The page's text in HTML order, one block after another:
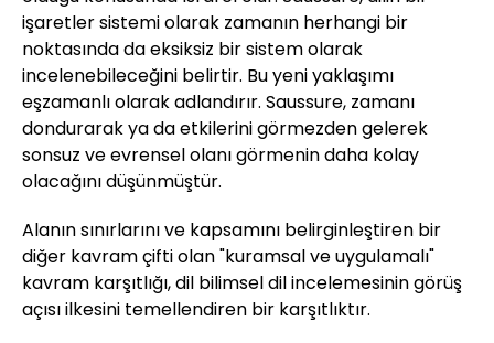
işaretler sistemi olarak zamanın herhangi bir
noktasında da eksiksiz bir sistem olarak
incelenebileceğini belirtir. Bu yeni yaklaşımı
eşzamanlı olarak adlandırır. Saussure, zamanı
dondurarak ya da etkilerini görmezden gelerek
sonsuz ve evrensel olanı görmenin daha kolay
olacağını düşünmüştür.
Alanın sınırlarını ve kapsamını belirginleştiren bir
diğer kavram çifti olan "kuramsal ve uygulamalı"
kavram karşıtlığı, dil bilimsel dil incelemesinin görüş
açısı ilkesini temellendiren bir karşıtlıktır.